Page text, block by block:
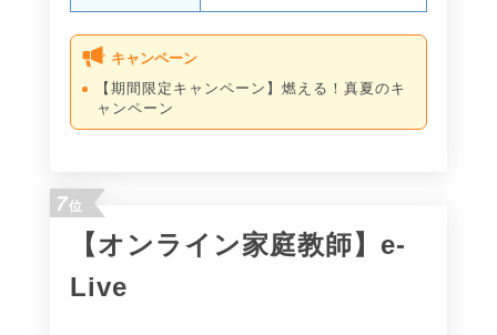
キャンペーン
【期間限定キャンペーン】燃える！真夏のキ
ャンペーン
7位
【オンライン家庭教師】e-
Live